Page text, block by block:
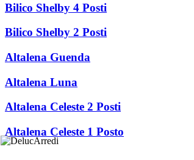
Bilico Shelby 4 Posti
Bilico Shelby 2 Posti
Altalena Guenda
Altalena Luna
Altalena Celeste 2 Posti
Altalena Celeste 1 Posto